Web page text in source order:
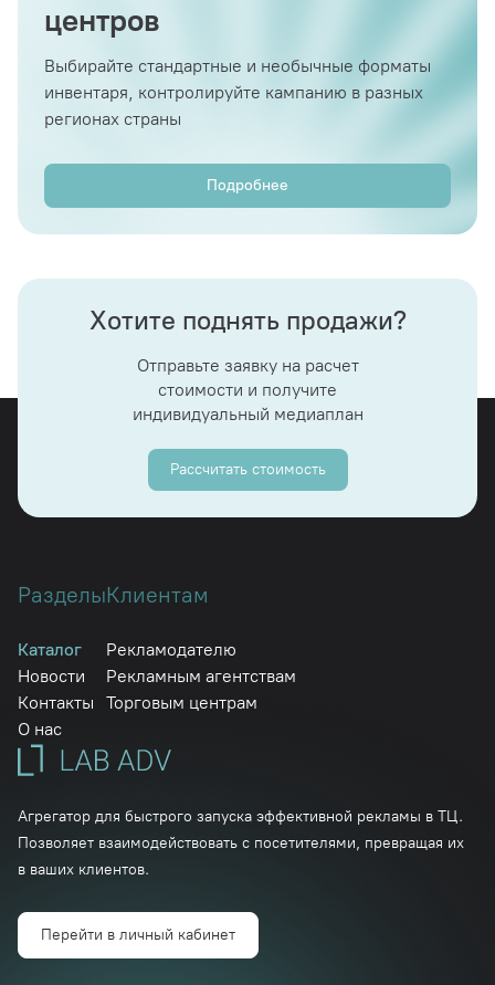
центров
Выбирайте стандартные и необычные форматы
инвентаря, контролируйте кампанию в разных
регионах страны
Подробнее
Хотите поднять продажи?
Отправьте заявку на расчет
стоимости и получите
индивидуальный медиаплан
Рассчитать стоимость
Агрегатор для быстрого запуска эффективной рекламы в ТЦ.
Позволяет взаимодействовать с посетителями, превращая их
в ваших клиентов.
Перейти в личный кабинет
Разделы
Каталог
Новости
Контакты
О нас
Клиентам
Рекламодателю
Рекламным агентствам
Торговым центрам